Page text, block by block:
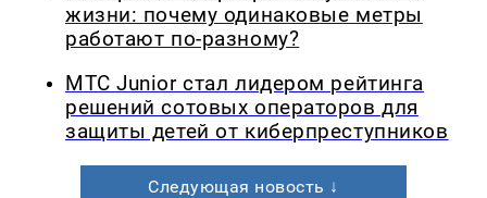
жизни: почему одинаковые метры
работают по-разному?
МТС Junior стал лидером рейтинга
решений сотовых операторов для
защиты детей от киберпреступников
Следующая новость ↓